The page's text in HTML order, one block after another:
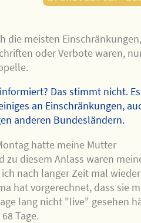
die meisten
oder Verbote waren,
Das stimmt nicht.
an Einschränkungen,
anderen Bundesländern.
hatte meine Mutter
zu diesem Anlass waren
nach langer Zeit mal
hat vorgerechnet, dass sie
lang nicht "live" gesehen
Tage.